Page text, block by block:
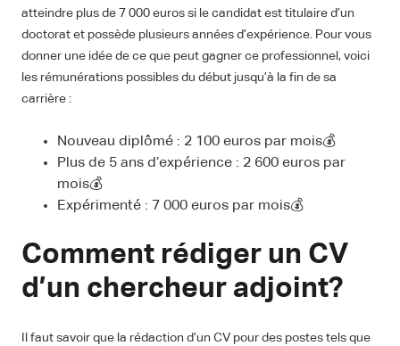
atteindre plus de 7 000 euros si le candidat est titulaire d’un
doctorat et possède plusieurs années d’expérience. Pour vous
donner une idée de ce que peut gagner ce professionnel, voici
les rémunérations possibles du début jusqu’à la fin de sa
carrière :
Nouveau diplômé : 2 100 euros par mois💰
Plus de 5 ans d’expérience : 2 600 euros par
mois💰
Expérimenté : 7 000 euros par mois💰
Comment rédiger un CV
d’un chercheur adjoint?
Il faut savoir que la rédaction d’un CV pour des postes tels que